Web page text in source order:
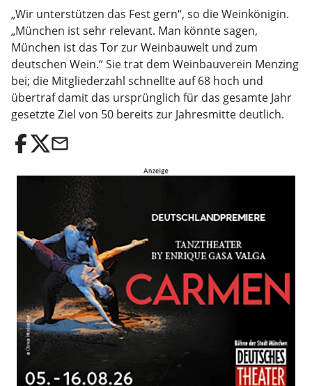
„Wir unterstützen das Fest gern“, so die Weinkönigin.
„München ist sehr relevant. Man könnte sagen,
München ist das Tor zur Weinbauwelt und zum
deutschen Wein.“ Sie trat dem Weinbauverein Menzing
bei; die Mitgliederzahl schnellte auf 68 hoch und
übertraf damit das ursprünglich für das gesamte Jahr
gesetzte Ziel von 50 bereits zur Jahresmitte deutlich.
email